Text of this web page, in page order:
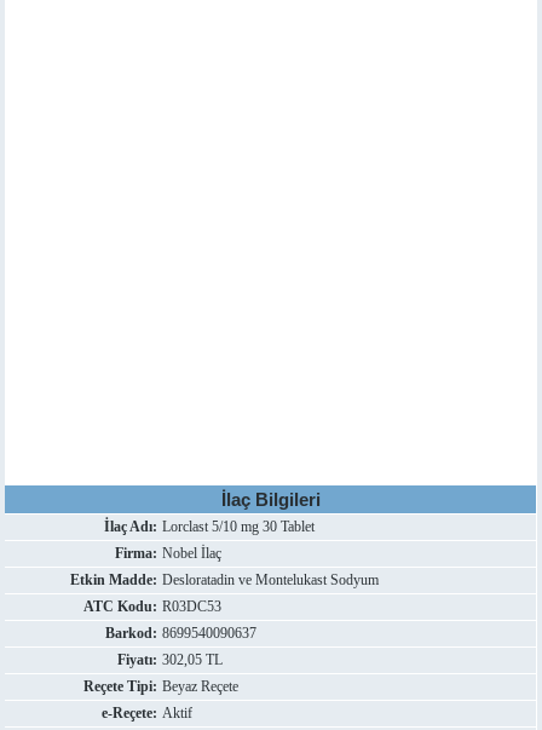
İlaç Bilgileri
İlaç Adı: Lorclast 5/10 mg 30 Tablet
Firma: Nobel İlaç
Etkin Madde: Desloratadin ve Montelukast Sodyum
ATC Kodu: R03DC53
Barkod: 8699540090637
Fiyatı: 302,05 TL
Reçete Tipi: Beyaz Reçete
e-Reçete: Aktif